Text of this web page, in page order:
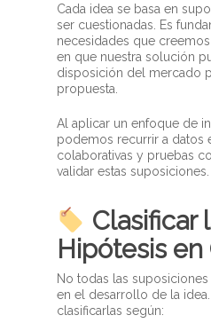
Cada idea se basa en
ser cuestionadas. Es
necesidades que
en que nuestra solución
disposición del mercado
propuesta.
Al aplicar un enfoque de
podemos recurrir a datos
colaborativas y pruebas
validar estas suposiciones.
Clasificar
Hipótesis en
No todas las
en el desarrollo de la
clasificarlas según: